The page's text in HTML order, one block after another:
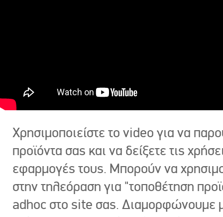
Χρησιμοποιείστε το video για να
προϊόντα σας και να δείξετε τις
εφαρμογές τους. Μπορούν να
στην τηλεόραση για "τοποθέτηση
adhoc στο site σας. Διαμορφώνουμε